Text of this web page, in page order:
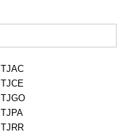
TJAC
TJCE
TJGO
TJPA
TJRR